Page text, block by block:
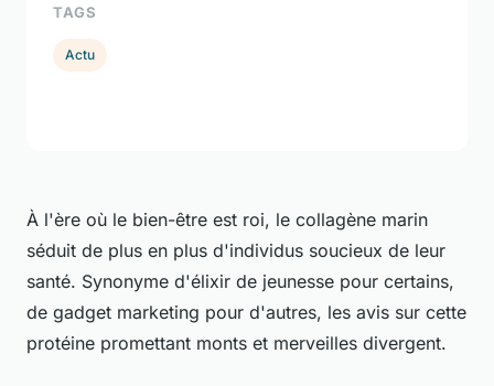
À l'ère où le bien-être est roi, le collagène marin
séduit de plus en plus d'individus soucieux de leur
santé. Synonyme d'élixir de jeunesse pour certains,
de gadget marketing pour d'autres, les avis sur cette
protéine promettant monts et merveilles divergent.
TAGS
Actu